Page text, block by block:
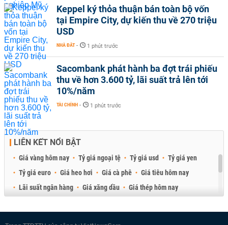
Keppel ký thỏa thuận bán toàn bộ vốn
tại Empire City, dự kiến thu về 270 triệu
USD
NHÀ ĐẤT - 1 phút trước
Sacombank phát hành ba đợt trái phiếu
thu về hơn 3.600 tỷ, lãi suất trả lên tới
10%/năm
TÀI CHÍNH - 1 phút trước
LIÊN KẾT NỔI BẬT
Giá vàng hôm nay Tỷ giá ngoại tệ Tỷ giá usd
Tỷ giá yen
Tỷ giá euro
Giá heo hơi Giá cà phê
Giá tiêu hôm nay
Lãi suất ngân hàng
Giá xăng dầu
Giá thép hôm nay